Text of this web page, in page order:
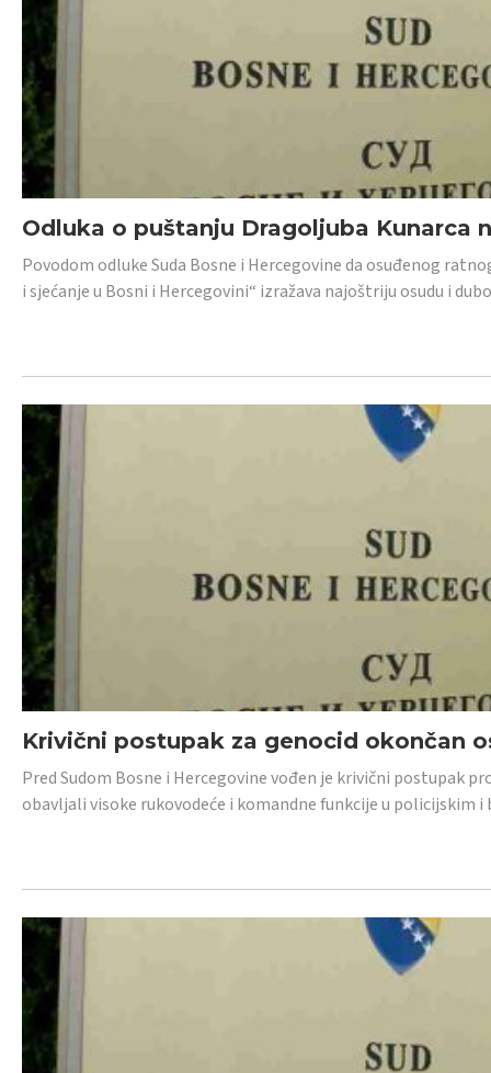
Odluka o puštanju Dragoljuba Kunarca
Povodom odluke Suda Bosne i Hercegovine da osuđenog
i sjećanje u Bosni i Hercegovini“ izražava najoštriju osudu i
Krivični postupak za genocid okončan
Pred Sudom Bosne i Hercegovine vođen je krivični postupak
obavljali visoke rukovodeće i komandne funkcije u policijskim